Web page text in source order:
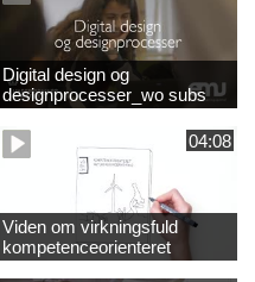
Digital design og
designprocesser_wo subs
04:08
Viden om virkningsfuld
kompetenceorienteret
naturfagsundervisning